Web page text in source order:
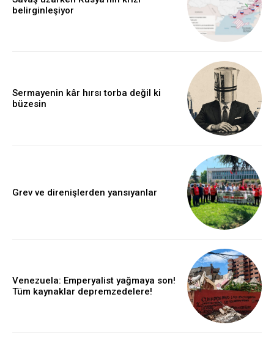
belirginleşiyor
Sermayenin kâr hırsı torba değil ki
büzesin
Grev ve direnişlerden yansıyanlar
Venezuela: Emperyalist yağmaya son!
Tüm kaynaklar depremzedelere!